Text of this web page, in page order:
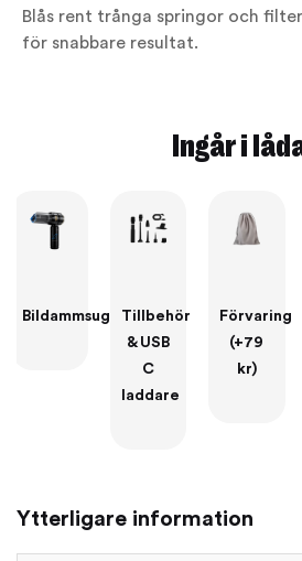
Blås rent trånga springor och
för snabbare resultat.
Ingår i
BildammsugareTillbehör
& USB
C
laddare
Förvaring
(+79
kr)
Ytterligare information